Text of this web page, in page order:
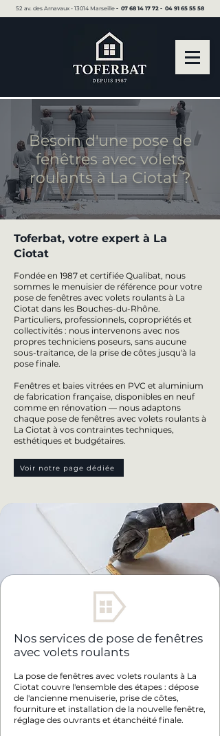
52 av. des Arnavaux - 13014 Marseille ▪︎ 07 68 14 17 72 ▪︎ 04 91 65 55 58
Besoin d'une pose de
fenêtres avec volets
roulants à La Ciotat ?
Toferbat, votre expert à La
Ciotat
Fondée en 1987 et certifiée Qualibat, nous
sommes le menuisier de référence pour votre
pose de fenêtres avec volets roulants à La
Ciotat dans les Bouches-du-Rhône.
Particuliers, professionnels, copropriétés et
collectivités : nous intervenons avec nos
propres techniciens poseurs, sans aucune
sous-traitance, de la prise de côtes jusqu'à la
pose finale.
Fenêtres et baies vitrées en PVC et aluminium
de fabrication française, disponibles en neuf
comme en rénovation — nous adaptons
chaque pose de fenêtres avec volets roulants à
La Ciotat à vos contraintes techniques,
esthétiques et budgétaires.
Voir notre page dédiée
Nos services de pose de fenêtres
avec volets roulants
La pose de fenêtres avec volets roulants à La
Ciotat couvre l'ensemble des étapes : dépose
de l'ancienne menuiserie, prise de côtes,
fourniture et installation de la nouvelle fenêtre,
réglage des ouvrants et étanchéité finale.